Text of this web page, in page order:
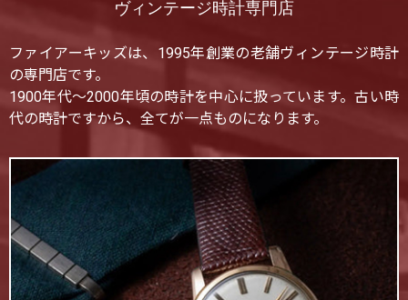
ヴィンテージ時計専門店
ファイアーキッズは、1995年創業の老舗ヴィンテージ時計
の専門店です。
1900年代〜2000年頃の時計を中心に扱っています。古い時
代の時計ですから、全てが一点ものになります。